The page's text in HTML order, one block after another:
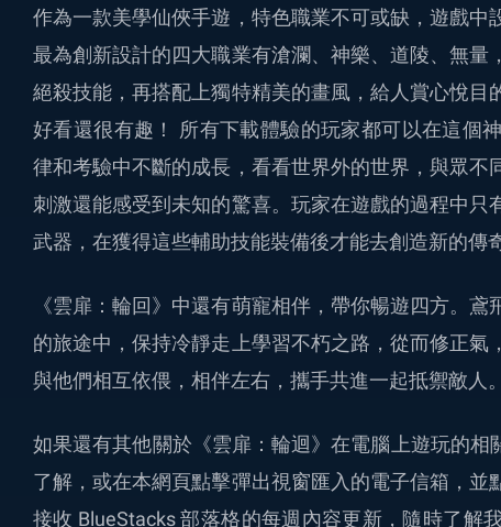
作為一款美學仙俠手遊，特色職業不可或缺，遊戲中
最為創新設計的四大職業有滄瀾、神樂、道陵、無量
絕殺技能，再搭配上獨特精美的畫風，給人賞心悅目
好看還很有趣！ 所有下載體驗的玩家都可以在這個
律和考驗中不斷的成長，看看世界外的世界，與眾不
刺激還能感受到未知的驚喜。玩家在遊戲的過程中
武器，在獲得這些輔助技能裝備後才能去創造新的傳
《雲扉：輪回》中還有萌寵相伴，帶你暢遊四方。
的旅途中，保持冷靜走上學習不朽之路，從而修正氣
與他們相互依偎，相伴左右，攜手共進一起抵禦敵人。
如果還有其他關於《雲扉：輪迴》在電腦上遊玩的相
了解，或在本網頁點擊彈出視窗匯入的電子信箱，
接收 BlueStacks 部落格的每週內容更新，隨時了解